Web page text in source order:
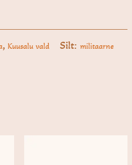
, Kuusalu vald Silt:militaarne